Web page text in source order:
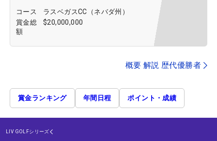
コース
ラスベガスCC（ネバダ州）
賞金総
額
$20,000,000
概要 解説 歴代優勝者
賞金ランキング 年間日程 ポイント・成績
LIV GOLFシリーズ